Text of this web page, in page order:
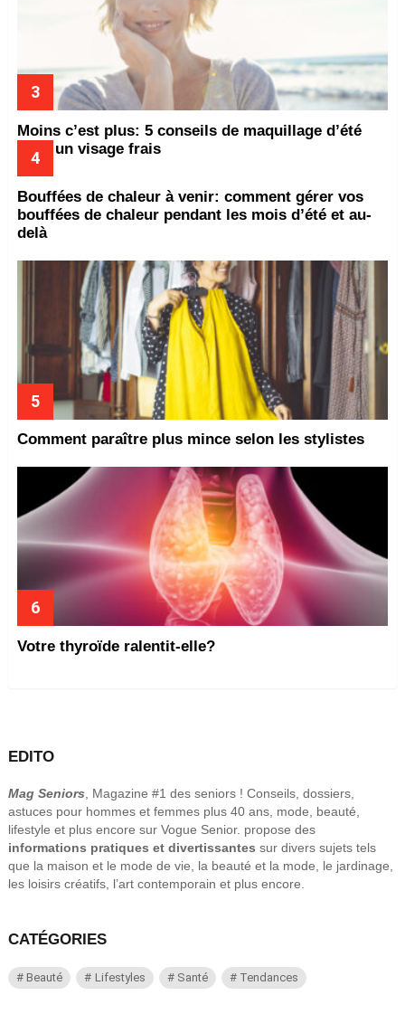
Moins c’est plus: 5 conseils de maquillage d’été
pour un visage frais
Bouffées de chaleur à venir: comment gérer vos
bouffées de chaleur pendant les mois d’été et au-
delà
Comment paraître plus mince selon les stylistes
Votre thyroïde ralentit-elle?
EDITO
Mag Seniors, Magazine #1 des seniors ! Conseils, dossiers,
astuces pour hommes et femmes plus 40 ans, mode, beauté,
lifestyle et plus encore sur Vogue Senior. propose des
informations pratiques et divertissantes sur divers sujets tels
que la maison et le mode de vie, la beauté et la mode, le jardinage,
les loisirs créatifs, l’art contemporain et plus encore.
CATÉGORIES
Beauté Lifestyles Santé Tendances